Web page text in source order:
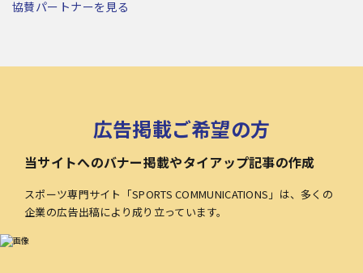
協賛パートナーを見る
広告掲載ご希望の方
当サイトへのバナー掲載やタイアップ記事の作成
スポーツ専門サイト「SPORTS COMMUNICATIONS」は、多くの
企業の広告出稿により成り立っています。